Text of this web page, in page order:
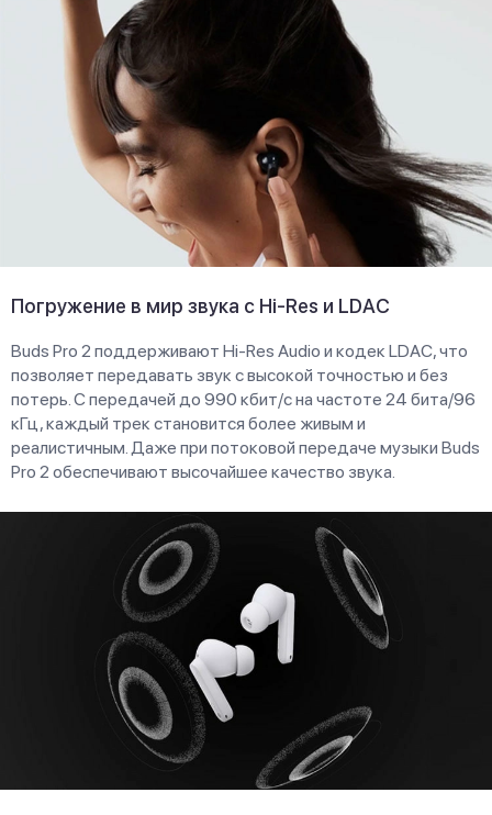
Погружение в мир звука с Hi-Res и LDAC
Buds Pro 2 поддерживают Hi-Res Audio и кодек LDAC, что
позволяет передавать звук с высокой точностью и без
потерь. С передачей до 990 кбит/с на частоте 24 бита/96
кГц, каждый трек становится более живым и
реалистичным. Даже при потоковой передаче музыки Buds
Pro 2 обеспечивают высочайшее качество звука.